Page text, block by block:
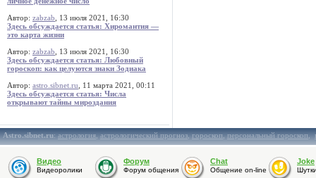
Автор: zabzab , 13 июля 2021, 16:30
Здесь обсуждается статья: Хиромантия —
это карта жизни
Автор: zabzab , 13 июля 2021, 16:30
Здесь обсуждается статья: Любовный
гороскоп: как целуются знаки Зодиака
Автор: astro.sibnet.ru , 11 марта 2021, 00:11
Здесь обсуждается статья: Числа
открывают тайны мироздания
Astro.sibnet.ru:астрология,астрологический прогноз,гороскоп,персональный гороскоп,
Видео
Видеоролики
Форум
Форум общения
Chat
Общение on-line
Joke